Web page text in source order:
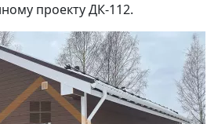
проекту ДК-112.